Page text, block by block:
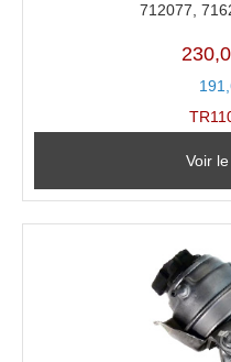
712077,
Voir